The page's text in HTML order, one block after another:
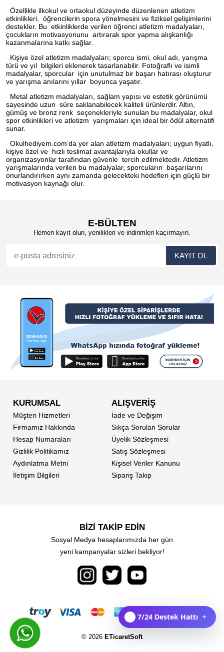
Özellikle ilkokul ve ortaokul düzeyinde düzenlenen atletizm
etkinlikleri, öğrencilerin spora yönelmesini ve fiziksel gelişimlerini
destekler. Bu etkinliklerde verilen öğrenci atletizm madalyaları,
çocukların motivasyonunu artırarak spor yapma alışkanlığı
kazanmalarına katkı sağlar.
Kişiye özel atletizm madalyaları; sporcu ismi, okul adı, yarışma
türü ve yıl bilgileri eklenerek tasarlanabilir. Fotoğraflı ve isimli
madalyalar, sporcular için unutulmaz bir başarı hatırası oluşturur
ve yarışma anılarını yıllar boyunca yaşatır.
Metal atletizm madalyaları, sağlam yapısı ve estetik görünümü
sayesinde uzun süre saklanabilecek kaliteli ürünlerdir. Altın,
gümüş ve bronz renk seçenekleriyle sunulan bu madalyalar, okul
spor etkinlikleri ve atletizm yarışmaları için ideal bir ödül alternatifi
sunar.
Okulhediyem.com’da yer alan atletizm madalyaları; uygun fiyatlı,
kişiye özel ve hızlı teslimat avantajlarıyla okullar ve
organizasyonlar tarafından güvenle tercih edilmektedir. Atletizm
yarışmalarında verilen bu madalyalar, sporcuların başarılarını
onurlandırırken aynı zamanda gelecekteki hedefleri için güçlü bir
motivasyon kaynağı olur.
E-BÜLTEN
Hemen kayıt olun, yenilikleri ve indirimleri kaçırmayın.
KURUMSAL
Müşteri Hizmetleri
Firmamız Hakkında
Hesap Numaraları
Gizlilik Politikamız
Aydınlatma Metni
İletişim Bilgileri
ALIŞVERİŞ
İade ve Değişim
Sıkça Sorulan Sorular
Üyelik Sözleşmesi
Satış Sözleşmesi
Kişisel Veriler Kanunu
Sipariş Takip
BİZİ TAKİP EDİN
Sosyal Medya hesaplarımızda her gün
yeni kampanyalar sizleri bekliyor!
© 2026 ETicaretSoft
7/24 Destek Hattı +